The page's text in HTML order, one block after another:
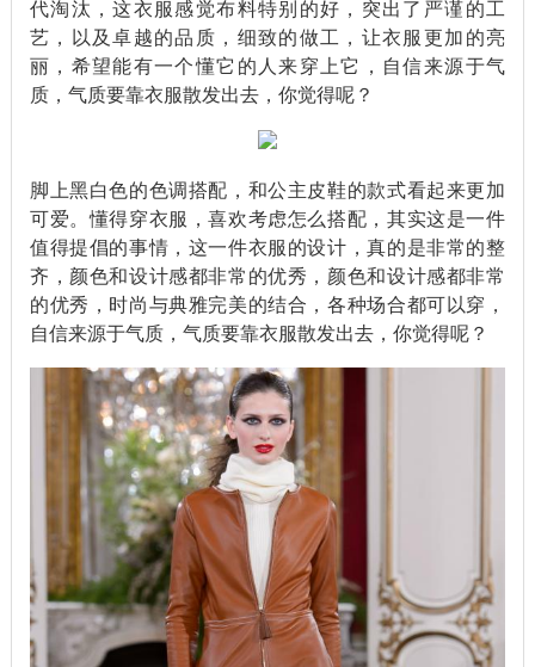
代淘汰，这衣服感觉布料特别的好，突出了严谨的工
艺，以及卓越的品质，细致的做工，让衣服更加的亮
丽，希望能有一个懂它的人来穿上它，自信来源于气
质，气质要靠衣服散发出去，你觉得呢？
脚上黑白色的色调搭配，和公主皮鞋的款式看起来更加
可爱。懂得穿衣服，喜欢考虑怎么搭配，其实这是一件
值得提倡的事情，这一件衣服的设计，真的是非常的整
齐，颜色和设计感都非常的优秀，颜色和设计感都非常
的优秀，时尚与典雅完美的结合，各种场合都可以穿，
自信来源于气质，气质要靠衣服散发出去，你觉得呢？